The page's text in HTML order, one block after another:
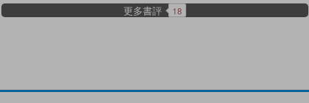
更多書評 18